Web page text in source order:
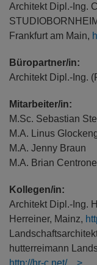
Architekt Dipl.-Ing.
Frankfurt am Main,
Büropartner/in:
Architekt Dipl.-Ing.
Mitarbeiter/in:
M.Sc. Sebastian
M.A. Linus
M.A. Jenny Braun
M.A. Brian Centrone
Kollegen/in:
Architekt Dipl.-Ing.
Herreiner, Mainz,
hutterreimann
http://hr-c.net/